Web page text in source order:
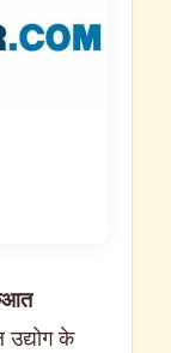
उद्योग के